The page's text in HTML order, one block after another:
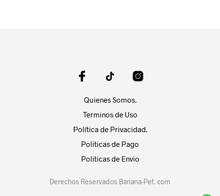
en
página
producto
Quienes Somos.
Terminos de Uso
Política de Privacidad.
Politicas de Pago
Politicas de Envio
Derechos Reservados Banana-Pet. com